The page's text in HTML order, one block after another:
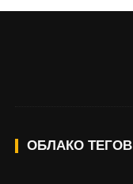
ОБЛАКО ТЕГОВ